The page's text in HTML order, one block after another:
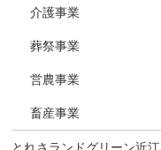
介護事業
葬祭事業
営農事業
畜産事業